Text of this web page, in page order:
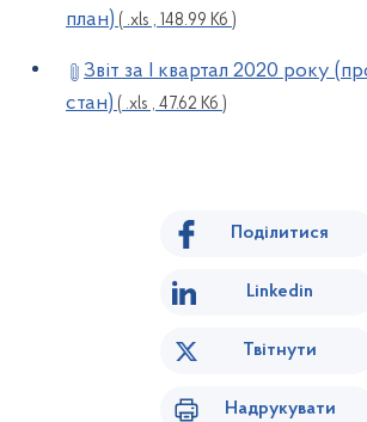
план) ( .xls , 148.99 Кб )
Звіт за І квартал 2020 року
стан) ( .xls , 47.62 Кб )
Поділитися
Linkedin
Твітнути
Надрукувати